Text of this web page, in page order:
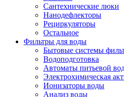
Сантехнические люки
Нанодефлекторы
Рециркуляторы
Остальное
Фильтры для воды
Бытовые системы
Водоподготовка
Автоматы питьевой
Электрохимическая
Ионизаторы воды
Анализ воды